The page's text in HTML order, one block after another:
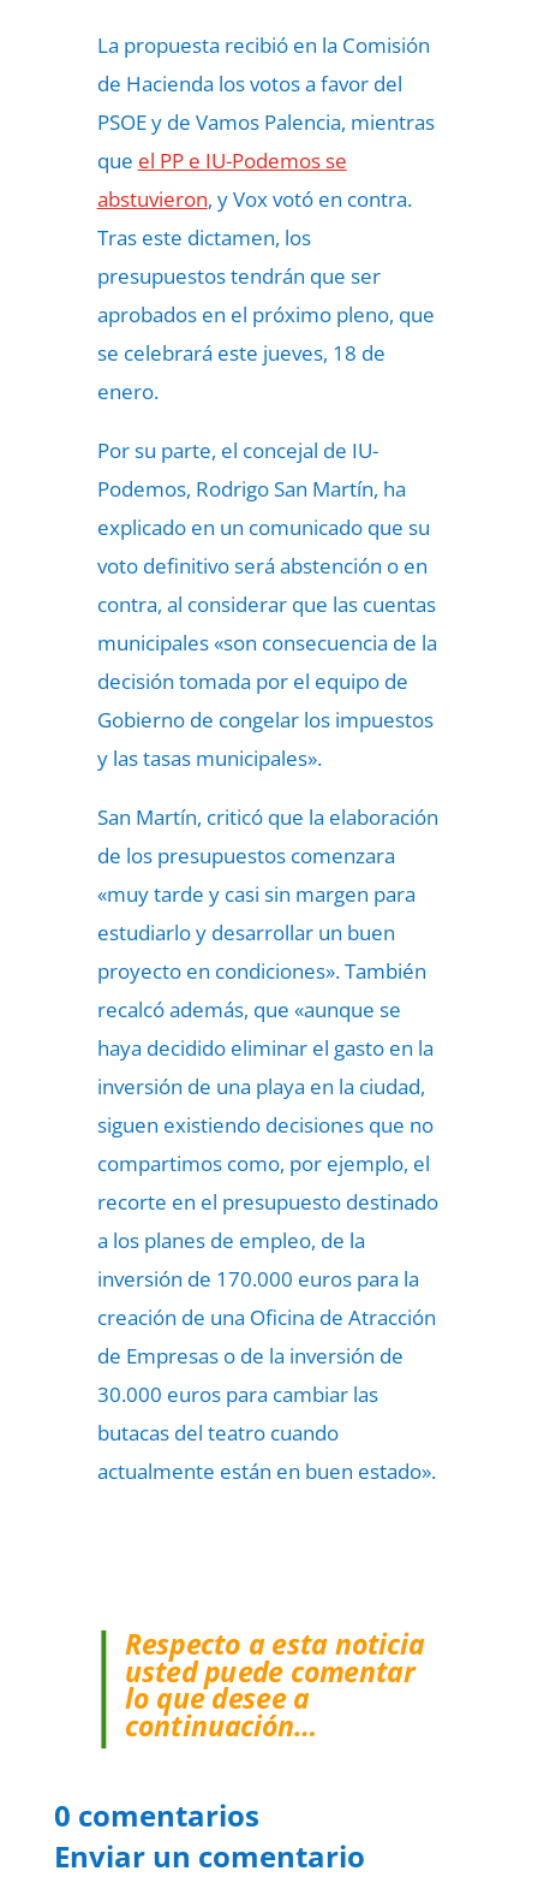
La propuesta recibió en la Comisión
de Hacienda los votos a favor del
PSOE y de Vamos Palencia, mientras
que el PP e IU-Podemos se
abstuvieron, y Vox votó en contra.
Tras este dictamen, los
presupuestos tendrán que ser
aprobados en el próximo pleno, que
se celebrará este jueves, 18 de
enero.
Por su parte, el concejal de IU-
Podemos, Rodrigo San Martín, ha
explicado en un comunicado que su
voto definitivo será abstención o en
contra, al considerar que las cuentas
municipales «son consecuencia de la
decisión tomada por el equipo de
Gobierno de congelar los impuestos
y las tasas municipales».
San Martín, criticó que la elaboración
de los presupuestos comenzara
«muy tarde y casi sin margen para
estudiarlo y desarrollar un buen
proyecto en condiciones». También
recalcó además, que «aunque se
haya decidido eliminar el gasto en la
inversión de una playa en la ciudad,
siguen existiendo decisiones que no
compartimos como, por ejemplo, el
recorte en el presupuesto destinado
a los planes de empleo, de la
inversión de 170.000 euros para la
creación de una Oficina de Atracción
de Empresas o de la inversión de
30.000 euros para cambiar las
butacas del teatro cuando
actualmente están en buen estado».
Respecto a esta noticia
usted puede comentar
lo que desee a
continuación…
0 comentarios
Enviar un comentario